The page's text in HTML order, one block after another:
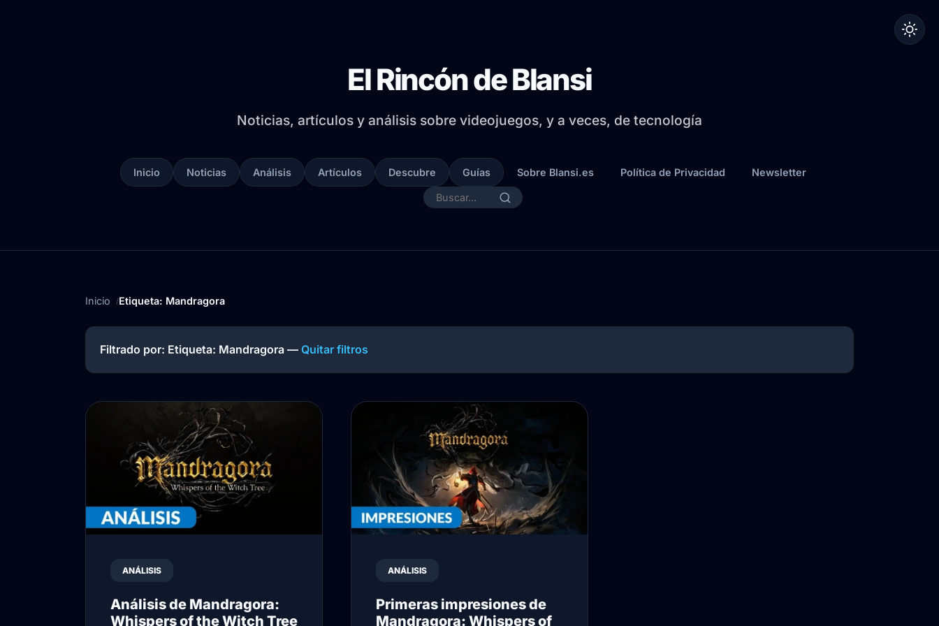
El Rincón de Blansi
Noticias, artículos y análisis sobre videojuegos, y a veces, de tecnología
Inicio Noticias Análisis Artículos Descubre Guías Sobre Blansi.es Política de Privacidad Newsletter
Inicio Etiqueta: Mandragora
Filtrado por: Etiqueta: Mandragora — Quitar filtros
ANÁLISIS
Análisis de Mandragora:
Whispers of the Witch Tree
ANÁLISIS
Primeras impresiones de
Mandragora: Whispers of